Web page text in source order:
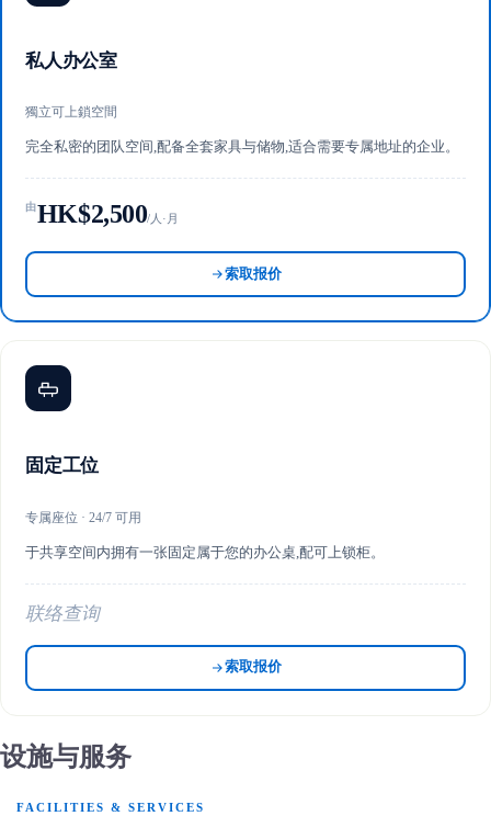
私人办公室
獨立可上鎖空間
完全私密的团队空间,配备全套家具与储物,适合需要专属地址的企业。
由HK$2,500/人·月
索取报价
固定工位
专属座位 · 24/7 可用
于共享空间内拥有一张固定属于您的办公桌,配可上锁柜。
联络查询
索取报价
设施与服务
FACILITIES & SERVICES